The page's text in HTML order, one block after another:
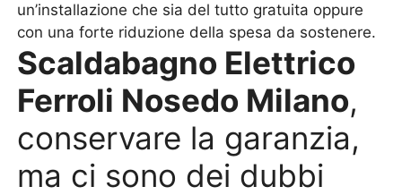
un’installazione che sia del tutto gratuita oppure
con una forte riduzione della spesa da sostenere.
Scaldabagno Elettrico
Ferroli Nosedo Milano,
conservare la garanzia,
ma ci sono dei dubbi